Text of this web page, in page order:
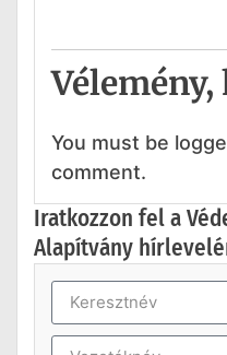
Vélemény,
You must be
comment.
Iratkozzon fel a
Alapítvány